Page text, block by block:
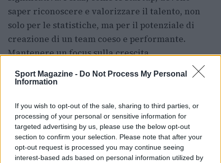
Sport Magazine - Do Not Process My Personal
Information
If you wish to opt-out of the sale, sharing to third parties, or
processing of your personal or sensitive information for
targeted advertising by us, please use the below opt-out
section to confirm your selection. Please note that after your
opt-out request is processed you may continue seeing
interest-based ads based on personal information utilized by
saper riconoscere e valorizzare il talento, non
solo per le statistiche, ma per il potenziale di
creazione di un team coeso e performante.
Mantenere un focus sulla crescita,
essenziale per il futuro del club e dei suoi
sarà in grado di costruire su questa nuova base
per raggiungere i suoi obiettivi ambiziosi?